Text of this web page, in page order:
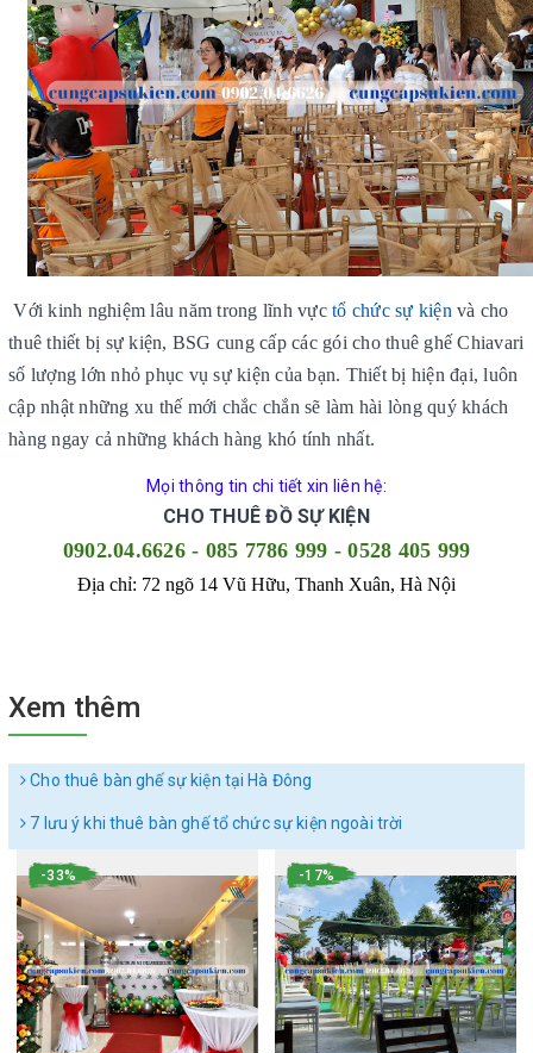
Với kinh nghiệm lâu năm trong lĩnh vực tổ chức sự kiện và cho
thuê thiết bị sự kiện, BSG cung cấp các gói cho thuê ghế Chiavari
số lượng lớn nhỏ phục vụ sự kiện của bạn. Thiết bị hiện đại, luôn
cập nhật những xu thế mới chắc chắn sẽ làm hài lòng quý khách
hàng ngay cả những khách hàng khó tính nhất.
Mọi thông tin chi tiết xin liên hệ:
CHO THUÊ ĐỒ SỰ KIỆN
0902.04.6626 - 085 7786 999 - 0528 405 999
Địa chỉ: 72 ngõ 14 Vũ Hữu, Thanh Xuân, Hà Nội
Xem thêm
Cho thuê bàn ghế sự kiện tại Hà Đông
7 lưu ý khi thuê bàn ghế tổ chức sự kiện ngoài trời
-33% -17%